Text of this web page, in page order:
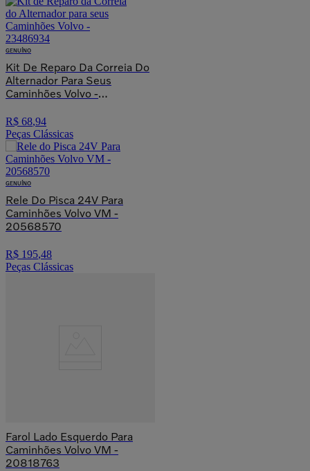
GENUÍNO
Kit De Reparo Da Correia Do
Alternador Para Seus
Caminhões Volvo -
R$ 68,94
Peças Clássicas
GENUÍNO
Rele Do Pisca 24V Para
Caminhões Volvo VM -
20568570
R$ 195,48
Peças Clássicas
Farol Lado Esquerdo Para
Caminhões Volvo VM -
20818763